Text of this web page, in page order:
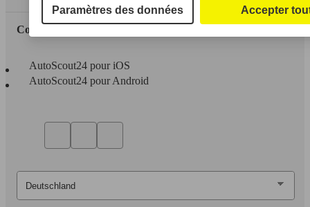
Contact
AutoScout24 pour iOS
AutoScout24 pour Android
Paramètres des données Accepter